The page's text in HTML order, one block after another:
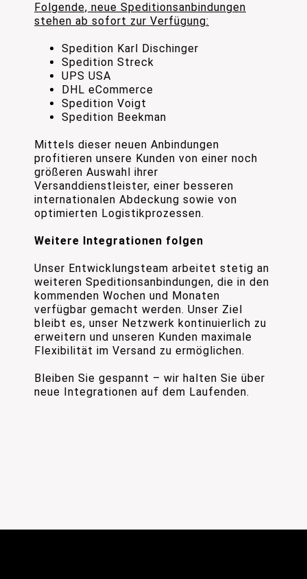
Folgende, neue Speditionsanbindungen
stehen ab sofort zur Verfügung:
Spedition Karl Dischinger
Spedition Streck
UPS USA
DHL eCommerce
Spedition Voigt
Spedition Beekman
Mittels dieser neuen Anbindungen
profitieren unsere Kunden von einer noch
größeren Auswahl ihrer
Versanddienstleister, einer besseren
internationalen Abdeckung sowie von
optimierten Logistikprozessen.
Weitere Integrationen folgen
Unser Entwicklungsteam arbeitet stetig an
weiteren Speditionsanbindungen, die in den
kommenden Wochen und Monaten
verfügbar gemacht werden. Unser Ziel
bleibt es, unser Netzwerk kontinuierlich zu
erweitern und unseren Kunden maximale
Flexibilität im Versand zu ermöglichen.
Bleiben Sie gespannt – wir halten Sie über
neue Integrationen auf dem Laufenden.